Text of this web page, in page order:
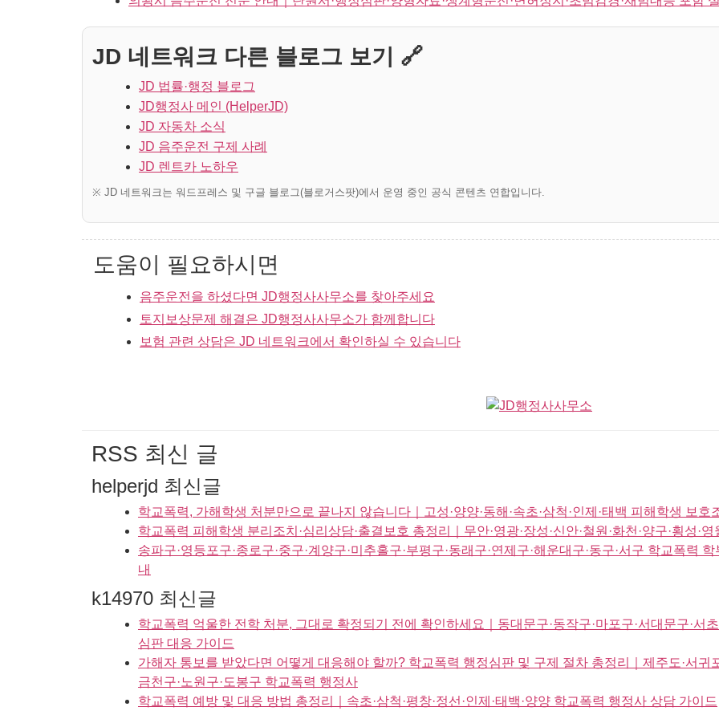
JD 네트워크 다른 블로그 보기 🔗
JD 법률·행정 블로그
JD행정사 메인 (HelperJD)
JD 자동차 소식
JD 음주운전 구제 사례
JD 렌트카 노하우
※ JD 네트워크는 워드프레스 및 구글 블로그(블로거스팟)에서 운영 중인 공식 콘텐츠 연합입니다.
도움이 필요하시면
음주운전을 하셨다면 JD행정사사무소를 찾아주세요
토지보상문제 해결은 JD행정사사무소가 함께합니다
보험 관련 상담은 JD 네트워크에서 확인하실 수 있습니다
RSS 최신 글
helperjd 최신글
학교폭력, 가해학생 처분만으로 끝나지 않습니다｜고성·양양·동해·속초·삼척·인제·태백 피해학생 보호
학교폭력 피해학생 분리조치·심리상담·출결보호 총정리｜무안·영광·장성·신안·철원·화천·양구·횡성·
송파구·영등포구·종로구·중구·계양구·미추홀구·부평구·동래구·연제구·해운대구·동구·서구 학교폭력
내
k14970 최신글
학교폭력 억울한 전학 처분, 그대로 확정되기 전에 확인하세요｜동대문구·동작구·마포구·서대문구·서
심판 대응 가이드
가해자 통보를 받았다면 어떻게 대응해야 할까? 학교폭력 행정심판 및 구제 절차 총정리｜제주도·서귀
금천구·노원구·도봉구 학교폭력 행정사
학교폭력 예방 및 대응 방법 총정리｜속초·삼척·평창·정선·인제·태백·양양 학교폭력 행정사 상담 가이드